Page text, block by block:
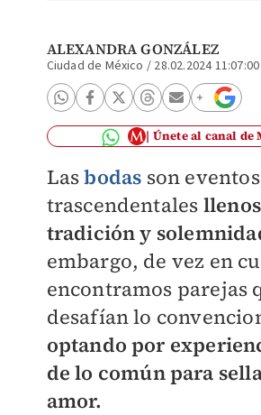
ALEXANDRA GONZÁLEZ
Ciudad de México / 28.02.2024 11:07:00
Únete al canal de
Lasbodas son eventos
trascendentales
tradición y
embargo, de vez en
encontramos parejas
desafían lo
optando por
de lo común para
amor.